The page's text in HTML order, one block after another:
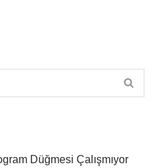
Düğmesi Çalışmıyor